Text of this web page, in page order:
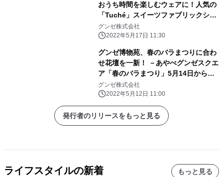
おうち時間を楽しむウェアに！人気の
「Tuché」スイーツファブリックシリ
ーズに、マカロン登場！
グンゼ株式会社
2022年5月17日 11:30
グンゼ博物苑、春のバラまつりに合わ
せ花壇を一新！ －あやべグンゼスクエ
ア「春のバラまつり」5月14日から開
催－
グンゼ株式会社
2022年5月12日 11:00
発行者のリリースをもっと見る
ライフスタイルの新着 もっと見る